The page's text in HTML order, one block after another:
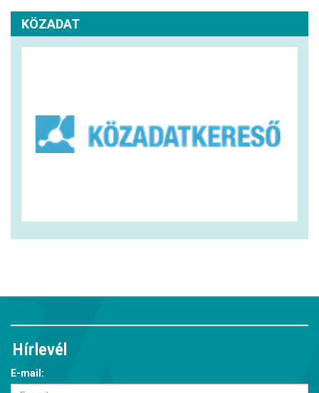
KÖZADAT
Hírlevél
E-mail: